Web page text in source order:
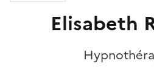
Elisabeth